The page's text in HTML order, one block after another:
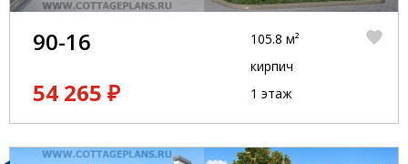
90-16
54 265 ₽
105.8 м²
кирпич
1 этаж